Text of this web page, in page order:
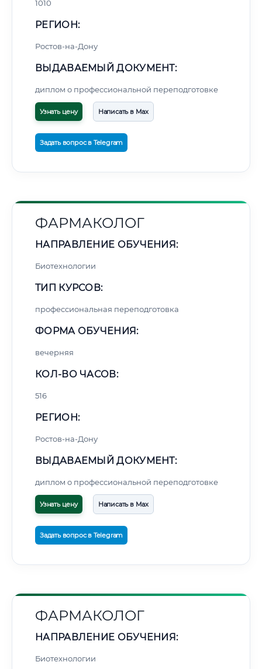
1010
РЕГИОН:
Ростов-на-Дону
ВЫДАВАЕМЫЙ ДОКУМЕНТ:
диплом о профессиональной переподготовке
Узнать цену Написать в Max
Задать вопрос в Telegram
ФАРМАКОЛОГ
НАПРАВЛЕНИЕ ОБУЧЕНИЯ:
Биотехнологии
ТИП КУРСОВ:
профессиональная переподготовка
ФОРМА ОБУЧЕНИЯ:
вечерняя
КОЛ-ВО ЧАСОВ:
516
РЕГИОН:
Ростов-на-Дону
ВЫДАВАЕМЫЙ ДОКУМЕНТ:
диплом о профессиональной переподготовке
Узнать цену Написать в Max
Задать вопрос в Telegram
ФАРМАКОЛОГ
НАПРАВЛЕНИЕ ОБУЧЕНИЯ:
Биотехнологии